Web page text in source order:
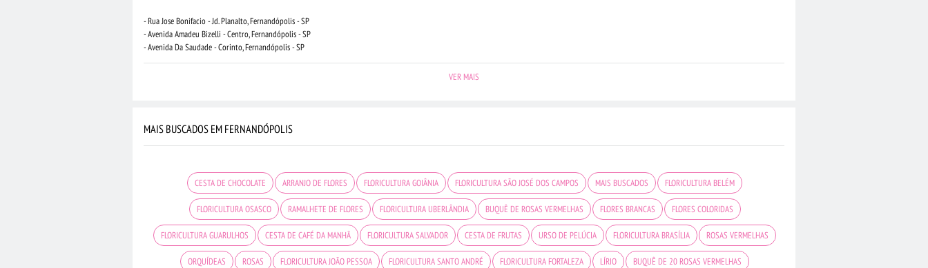
- Rua Jose Bonifacio - Jd. Planalto, Fernandópolis - SP
- Avenida Amadeu Bizelli - Centro, Fernandópolis - SP
- Avenida Da Saudade - Corinto, Fernandópolis - SP
VER MAIS
MAIS BUSCADOS EM FERNANDÓPOLIS
CESTA DE CHOCOLATE ARRANJO DE FLORES FLORICULTURA GOIÂNIA FLORICULTURA SÃO JOSÉ DOS CAMPOS MAIS BUSCADOS FLORICULTURA BELÉM
FLORICULTURA OSASCO RAMALHETE DE FLORES FLORICULTURA UBERLÂNDIA BUQUÊ DE ROSAS VERMELHAS FLORES BRANCAS FLORES COLORIDAS
FLORICULTURA GUARULHOS CESTA DE CAFÉ DA MANHÃ FLORICULTURA SALVADOR CESTA DE FRUTAS URSO DE PELÚCIA FLORICULTURA BRASÍLIA ROSAS VERMELHAS
ORQUÍDEAS ROSAS FLORICULTURA JOÃO PESSOA FLORICULTURA SANTO ANDRÉ FLORICULTURA FORTALEZA LÍRIO BUQUÊ DE 20 ROSAS VERMELHAS